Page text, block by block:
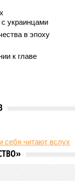
издании
К ним
– повышенная
клетки,
Некоторые из
одним из
концах
увеличить
изменения в